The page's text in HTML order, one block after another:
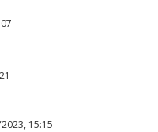
15:15